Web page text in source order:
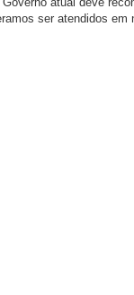
ser atendidos em